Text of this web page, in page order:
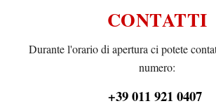
CONTATTI
Durante l'orario di apertura ci potete
numero:
+39 011 921 0407